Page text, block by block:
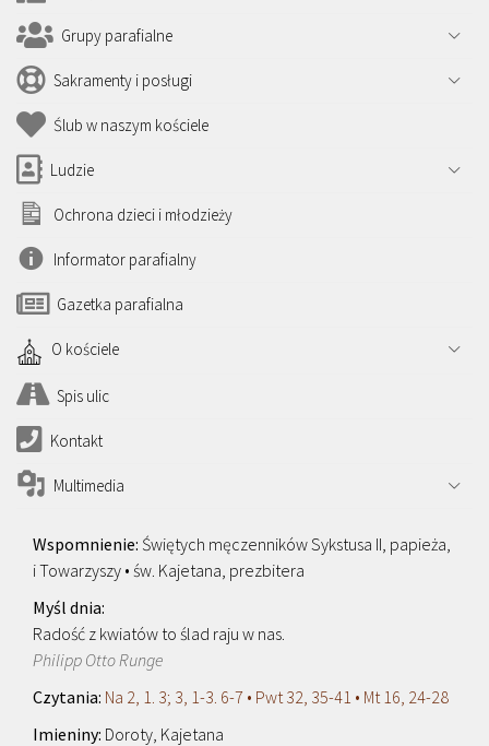
Grupy parafialne
Sakramenty i posługi
Ślub w naszym kościele
Ludzie
Ochrona dzieci i młodzieży
Informator parafialny
Gazetka parafialna
O kościele
Spis ulic
Kontakt
Multimedia
Świętych męczenników Sykstusa II, papieża,
i Towarzyszy • św. Kajetana, prezbitera
Radość z kwiatów to ślad raju w nas.
Philipp Otto Runge
Na 2, 1. 3; 3, 1-3. 6-7 • Pwt 32, 35-41 • Mt 16, 24-28
Doroty, Kajetana